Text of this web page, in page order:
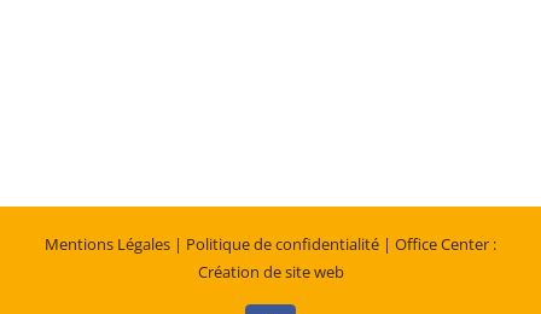
Mentions Légales | Politique de confidentialité | Office Center :
Création de site web